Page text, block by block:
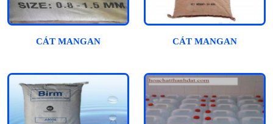
CÁT MANGAN CÁT MANGAN